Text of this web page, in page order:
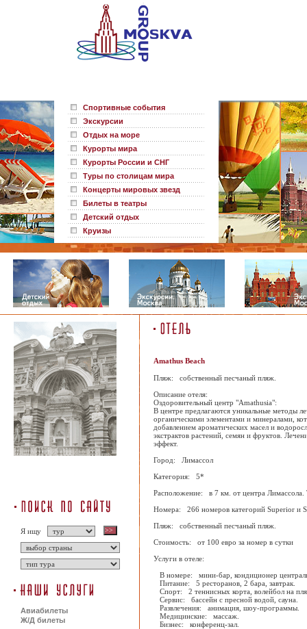
Спортивные события
Экскурсии
Отдых на море
Курорты мира
Курорты России и СНГ
Туры по столицам мира
Концерты мировых звезд
Билеты в театры
Детский отдых
Круизы
Я ищу
Авиабилеты
Ж/Д билеты
Amathus Beach
Пляж: собственный песчаный пляж.
Описание отеля:
Оздоровительный центр "Amathusia":
В центре предлагаются уникальные методы
органическими элементами и минералами,
добавлением ароматических масел и
экстрактов растений, семян и фруктов.
эффект.
Город: Лимассол
Категория: 5*
Расположение: в 7 км. от центра
Номера: 266 номеров категорий Superior и
Пляж: собственный песчаный пляж.
Стоимость: от 100 евро за номер в сутки
Услуги в отеле:
В номере: мини-бар, кондиционер
Питание: 5 ресторанов, 2 бара, завтрак.
Спорт: 2 теннисных корта, волейбол на
Сервис: бассейн с пресной водой, сауна.
Развлечения: анимация, шоу-программы.
Медицинские: массаж.
Бизнес: конференц-зал.